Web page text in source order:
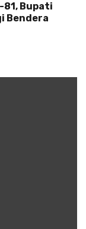
81, Bupati
Bendera